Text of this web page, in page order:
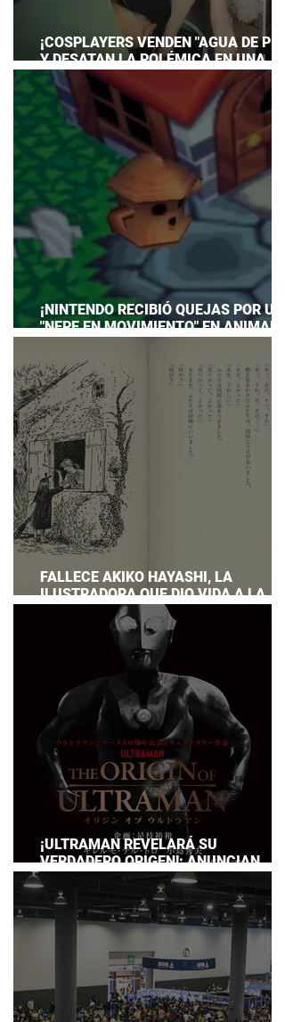
¡COSPLAYERS VENDEN "AGUA DE
Y DESATAN LA POLÉMICA EN UNA
CONVENCIÓN DE ANIME!
¡NINTENDO RECIBIÓ QUEJAS POR UN
"NEPE EN MOVIMIENTO" EN ANIMAL
PREPARAR UNA RESPUESTA OFICIAL!
FALLECE AKIKO HAYASHI, LA
ILUSTRADORA QUE DIO VIDA A LA
NOVELA ORIGINAL DE KIKI'S DELIVERY
¡ULTRAMAN REVELARÁ SU
VERDADERO ORIGEN!: ANUNCIAN
DOCUMENTAL POR EL 60
ANIVERSARIO DE LA FRANQUICIA